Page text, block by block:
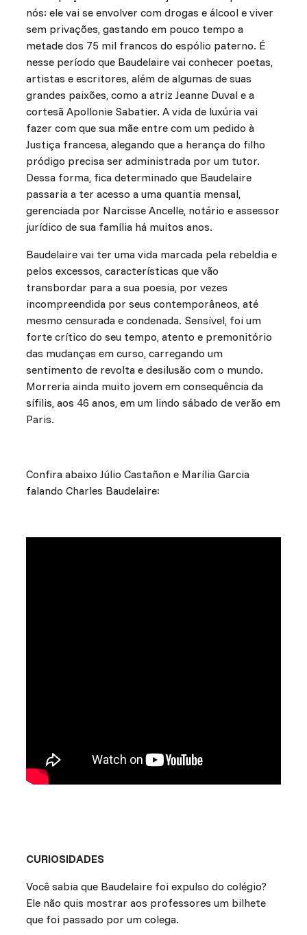
nós: ele vai se envolver com drogas e álcool e viver
sem privações, gastando em pouco tempo a
metade dos 75 mil francos do espólio paterno. É
nesse período que Baudelaire vai conhecer poetas,
artistas e escritores, além de algumas de suas
grandes paixões, como a atriz Jeanne Duval e a
cortesã Apollonie Sabatier. A vida de luxúria vai
fazer com que sua mãe entre com um pedido à
Justiça francesa, alegando que a herança do filho
pródigo precisa ser administrada por um tutor.
Dessa forma, fica determinado que Baudelaire
passaria a ter acesso a uma quantia mensal,
gerenciada por Narcisse Ancelle, notário e assessor
jurídico de sua família há muitos anos.
Baudelaire vai ter uma vida marcada pela rebeldia e
pelos excessos, características que vão
transbordar para a sua poesia, por vezes
incompreendida por seus contemporâneos, até
mesmo censurada e condenada. Sensível, foi um
forte crítico do seu tempo, atento e premonitório
das mudanças em curso, carregando um
sentimento de revolta e desilusão com o mundo.
Morreria ainda muito jovem em consequência da
sífilis, aos 46 anos, em um lindo sábado de verão em
Paris.
Confira abaixo Júlio Castañon e Marília Garcia
falando Charles Baudelaire:
CURIOSIDADES
Você sabia que Baudelaire foi expulso do colégio?
Ele não quis mostrar aos professores um bilhete
que foi passado por um colega.